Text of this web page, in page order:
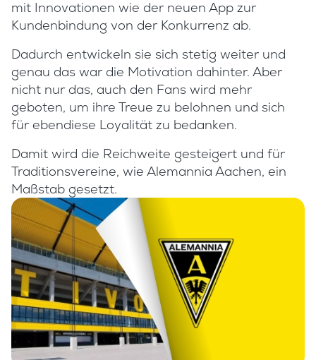
mit Innovationen wie der neuen App zur
Kundenbindung von der Konkurrenz ab.
Dadurch entwickeln sie sich stetig weiter und
genau das war die Motivation dahinter. Aber
nicht nur das, auch den Fans wird mehr
geboten, um ihre Treue zu belohnen und sich
für ebendiese Loyalität zu bedanken.
Damit wird die Reichweite gesteigert und für
Traditionsvereine, wie Alemannia Aachen, ein
Maßstab gesetzt.